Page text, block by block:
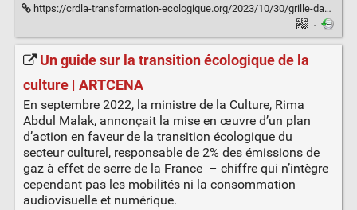
https://crdla-transformation-ecologique.org/2023/10/30/grille-danalyse-transformation-ecologique-et-modeles-socio-economique-des-associations/
·
Un guide sur la transition écologique de la
culture | ARTCENA
En septembre 2022, la ministre de la Culture, Rima
Abdul Malak, annonçait la mise en œuvre d’un plan
d’action en faveur de la transition écologique du
secteur culturel, responsable de 2% des émissions de
gaz à effet de serre de la France – chiffre qui n’intègre
cependant pas les mobilités ni la consommation
audiovisuelle et numérique.